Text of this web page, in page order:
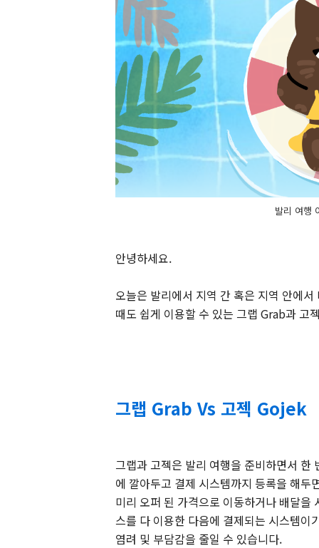
발리 여행
안녕하세요.
오늘은 발리에서 지역 간 혹은 지역 안에
때도 쉽게 이용할 수 있는 그랩 Grab과 고
그랩 Grab Vs 고젝 Gojek
그랩과 고젝은 발리 여행을 준비하면서
에 깔아두고 결제 시스템까지 등록을 해
미리 오퍼 된 가격으로 이동하거나 배달을
스를 다 이용한 다음에 결제되는 시스템이
염려 및 부담감을 줄일 수 있습니다.